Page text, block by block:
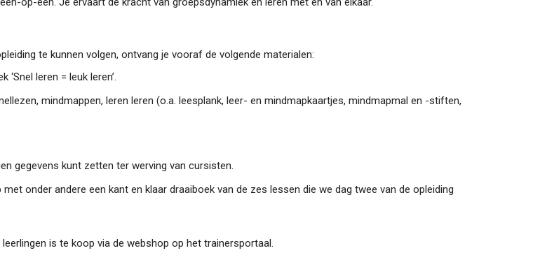
te kunnen volgen, ontvang je vooraf de volgende materialen:
‘Snel leren = leuk leren’.
mindmappen, leren leren (o.a. leesplank, leer- en mindmapkaartjes, mindmapmal en -stiften,
gegevens kunt zetten ter werving van cursisten.
onder andere een kant en klaar draaiboek van de zes lessen die we dag twee van de opleiding
is te koop via de webshop op het trainersportaal.